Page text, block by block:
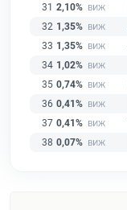
31 2,10%
32 1,35%
33 1,35%
34 1,02%
35 0,74%
36 0,41%
37 0,41%
38 0,07%